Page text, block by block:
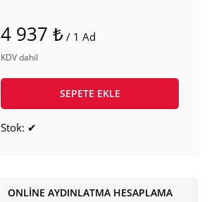
4 937 ₺ / 1 Ad
KDV dahil
SEPETE EKLE
Stok: ✔
ONLINE AYDINLATMA HESAPLAMA